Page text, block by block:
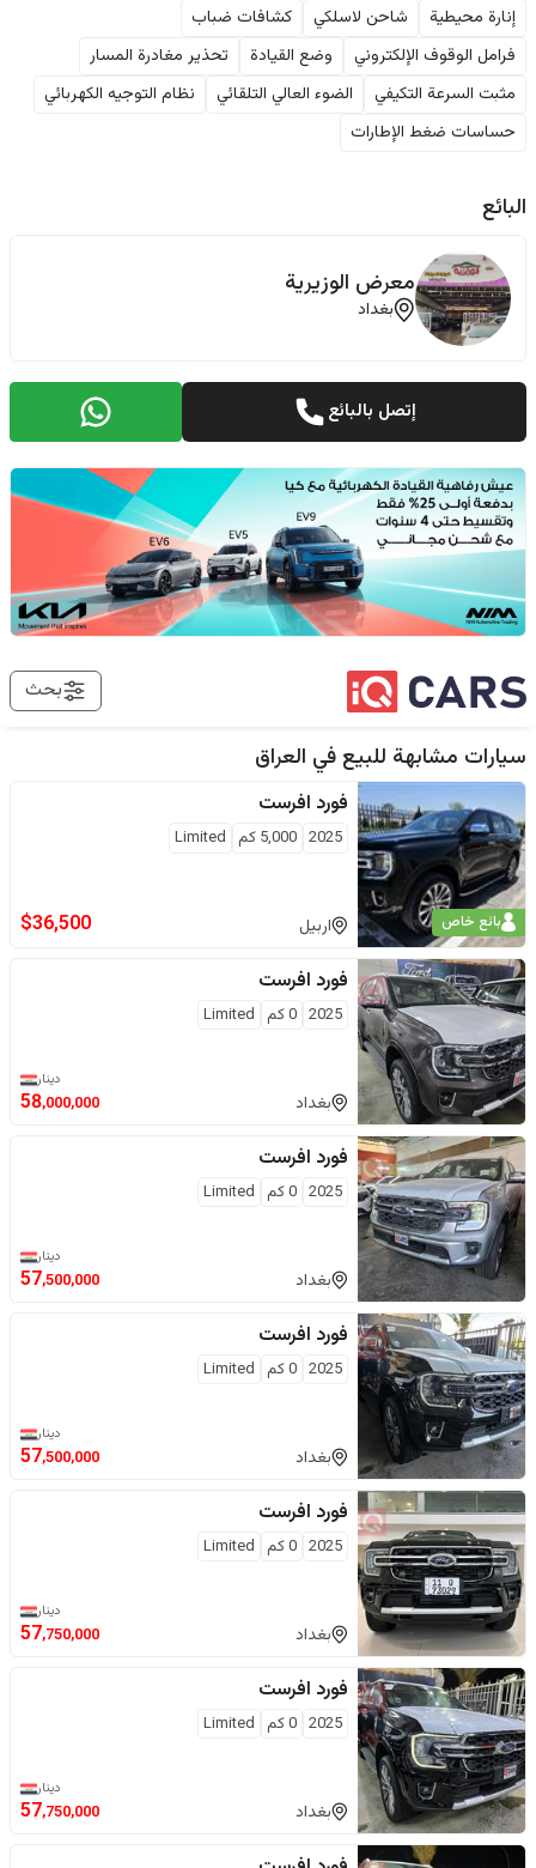
إنارة محيطية
شاحن لاسلكي
كشافات ضباب
فرامل الوقوف الإلكتروني
وضع القيادة
تحذير مغادرة المسار
مثبت السرعة التكيفي
الضوء العالي التلقائي
نظام التوجيه الكهربائي
حساسات ضغط الإطارات
البائع
معرض الوزيرية
بغداد
إتصل بالبائع
بحث
سيارات مشابهة للبيع في العراق
بائع خاص
فورد افرست
2025
5,000 كم Limited
اربيل $36,500
فورد افرست
2025
0كم Limited
بغداد
دينار
58,000,000
فورد افرست
2025
0كم Limited
بغداد
دينار
57,500,000
فورد افرست
2025
0كم Limited
بغداد
دينار
57,500,000
فورد افرست
2025
0كم Limited
بغداد
دينار
57,750,000
فورد افرست
2025
0كم Limited
بغداد
دينار
57,750,000